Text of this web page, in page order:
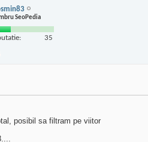
SeoPedia
35
posibil sa filtram pe viitor